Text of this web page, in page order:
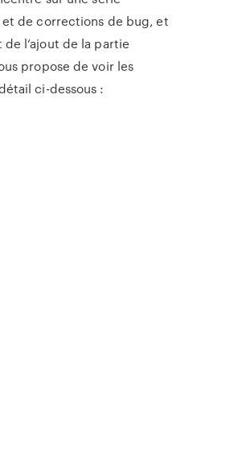
et de corrections de bug, et
l’ajout de la partie
propose de voir les
ci-dessous :